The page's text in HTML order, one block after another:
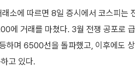
소에 따르면 8일 증시에서 코스피는
에 거래를 마쳤다. 3월 전쟁 공포로
하며 6500선을 돌파했고, 이후에도
고 있다.